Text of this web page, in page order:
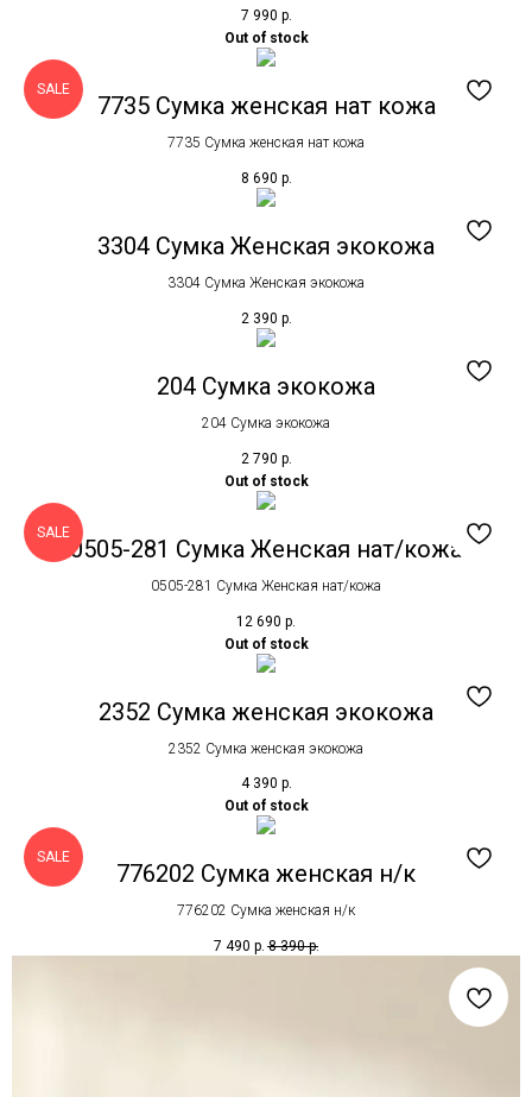
7 990 р.
Out of stock
SALE
7735 Сумка женская нат кожа
7735 Сумка женская нат кожа
8 690 р.
3304 Сумка Женская экокожа
3304 Сумка Женская экокожа
2 390 р.
204 Сумка экокожа
204 Сумка экокожа
2 790 р.
Out of stock
SALE
0505-281 Сумка Женская нат/кожа
0505-281 Сумка Женская нат/кожа
12 690 р.
Out of stock
2352 Сумка женская экокожа
2352 Сумка женская экокожа
4 390 р.
Out of stock
SALE
776202 Сумка женская н/к
776202 Сумка женская н/к
7 490 р. 8 390 р.